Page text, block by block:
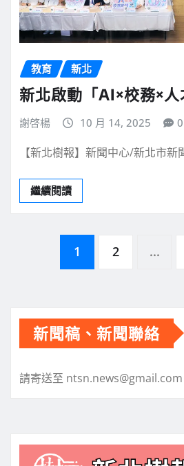
教育 新北
新北啟動「AI×校務×
謝啓楊 10 月 14, 2025 0
【新北樹報】新聞中心/新北市新
繼續閱讀
頁
1 2 ...
新聞稿、新聞聯絡
請寄送至 ntsn.news@gmail.com